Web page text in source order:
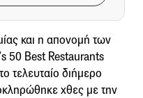
και η απονομή των
50 Best Restaurants
τελευταίο διήμερο
χθες με την